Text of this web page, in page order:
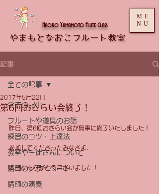
Naoko Yamamoto Flute Class
ME
NU
記事
全ての記事
フルートや道具のお話
練習のコツ・上達法
教室や生徒さんについて
講師のプライベート
講師の演奏
全ての記事
第6回おさらい会終了！
2017年5月22日
昨日、第6回おさらい会が無事に終了いたしました！
参加してくださったみなさま、
本当にありがとうございました！